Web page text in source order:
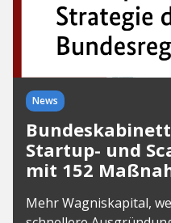
News
Startup- und
mit 152
Mehr Wagniskapital,